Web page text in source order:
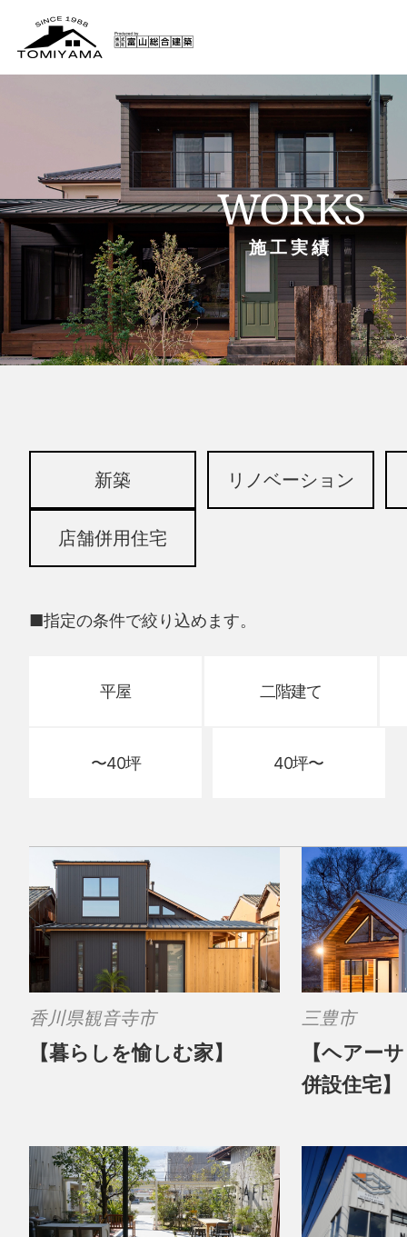
WORKS
施工実績
新築 リノベーション
店舗併用住宅
■指定の条件で絞り込めます。
平屋 二階建て
〜40坪 40坪〜
香川県観音寺市
【暮らしを愉しむ家】
三豊市
【ヘアー
併設住宅】